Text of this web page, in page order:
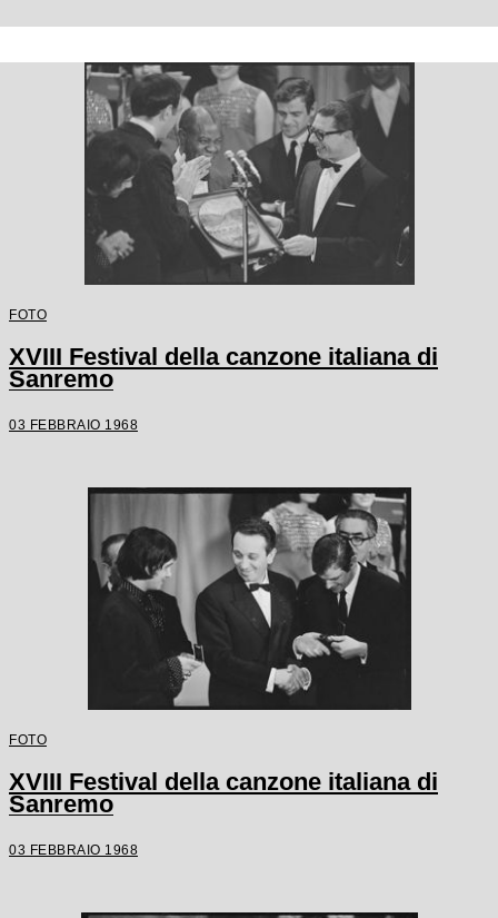
FOTO
XVIII Festival della canzone italiana di
Sanremo
03 FEBBRAIO 1968
FOTO
XVIII Festival della canzone italiana di
Sanremo
03 FEBBRAIO 1968